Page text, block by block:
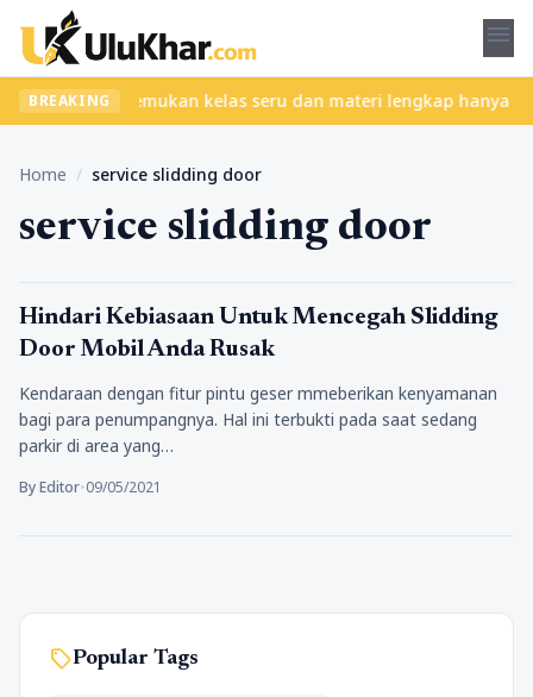
menu
BREAKING
ribet? Temukan kelas seru dan materi lengkap hanya di
Home / service slidding door
service slidding door
Pengalamanku
Hindari Kebiasaan Untuk Mencegah Slidding
Door Mobil Anda Rusak
Kendaraan dengan fitur pintu geser mmeberikan kenyamanan
bagi para penumpangnya. Hal ini terbukti pada saat sedang
parkir di area yang…
By Editor•09/05/2021
sellPopular Tags